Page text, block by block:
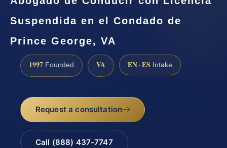
Suspendida en el Condado de
Prince George, VA
1997 Founded VA EN · ES Intake
Request a consultation
Call (888) 437-7747